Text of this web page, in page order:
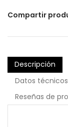
Compartir
Descripción
Datos técnicos
Reseñas de